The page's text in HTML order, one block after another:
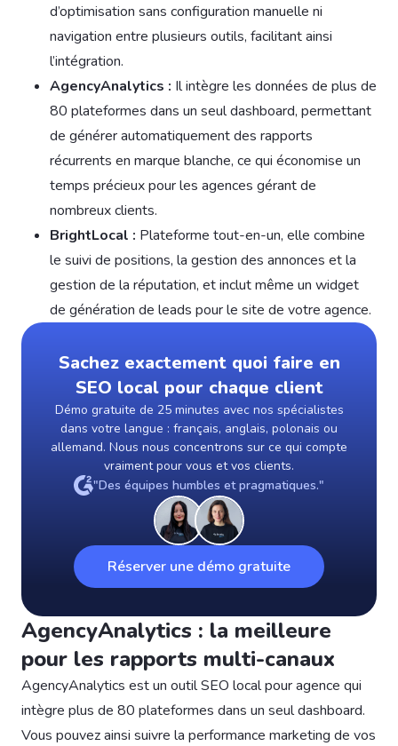
d’optimisation sans configuration manuelle ni
navigation entre plusieurs outils, facilitant ainsi
l’intégration.
AgencyAnalytics : Il intègre les données de plus de
80 plateformes dans un seul dashboard, permettant
de générer automatiquement des rapports
récurrents en marque blanche, ce qui économise un
temps précieux pour les agences gérant de
nombreux clients.
BrightLocal : Plateforme tout-en-un, elle combine
le suivi de positions, la gestion des annonces et la
gestion de la réputation, et inclut même un widget
de génération de leads pour le site de votre agence.
Sachez exactement quoi faire en
SEO local pour chaque client
Démo gratuite de 25 minutes avec nos spécialistes
dans votre langue : français, anglais, polonais ou
allemand. Nous nous concentrons sur ce qui compte
vraiment pour vous et vos clients.
"Des équipes humbles et pragmatiques."
Réserver une démo gratuite
AgencyAnalytics : la meilleure
pour les rapports multi-canaux
AgencyAnalytics est un outil SEO local pour agence qui
intègre plus de 80 plateformes dans un seul dashboard.
Vous pouvez ainsi suivre la performance marketing de vos